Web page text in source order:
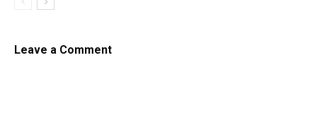
Leave a Comment